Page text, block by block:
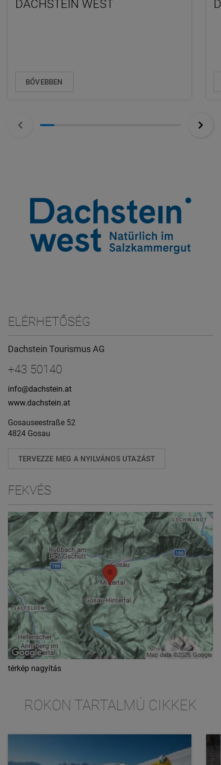
DACHSTEIN WEST
BŐVEBBEN
ELÉRHETŐSÉG
Dachstein Tourismus AG
+43 50140
info@dachstein.at
www.dachstein.at
Gosauseestraße 52
4824 Gosau
TERVEZZE MEG A NYILVÁNOS UTAZÁST
FEKVÉS
térkép nagyítás
ROKON TARTALMÚ CIKKEK